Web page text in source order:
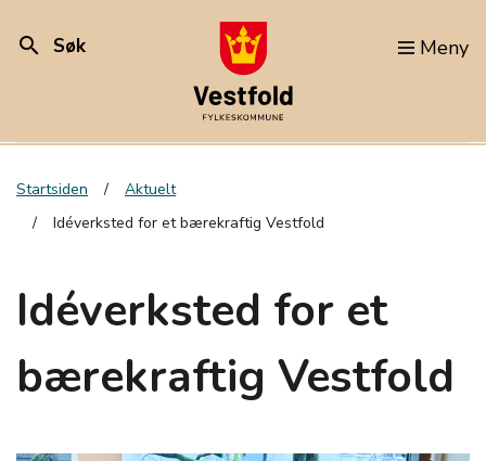
search Søk Meny
Startsiden
Aktuelt
Idéverksted for et bærekraftig Vestfold
Idéverksted for et
bærekraftig Vestfold